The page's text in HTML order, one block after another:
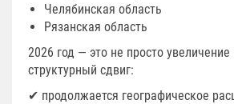
Челябинская область
Рязанская область
2026 год — это не просто
структурный сдвиг:
✔ продолжается географическое